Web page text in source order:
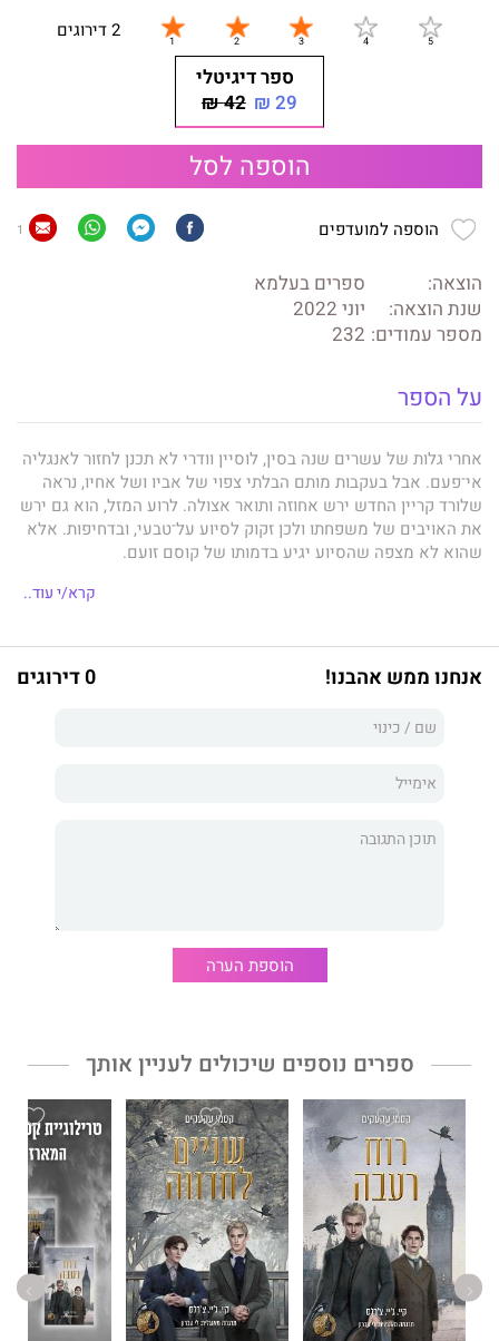
2 דירוגים
ספר דיגיטלי
29 ₪
42 ₪
הוספה לסל
הוספה למועדפים 1
הוצאה:
ספרים בעלמא
שנת הוצאה:
יוני 2022
מספר עמודים: 232
על הספר
אחרי גלות של עשרים שנה בסין, לוסיין וודרי לא תכנן לחזור לאנגליה
אי־פעם. אבל בעקבות מותם הבלתי צפוי של אביו ושל אחיו, נראה
שלורד קריין החדש ירש אחוזה ותואר אצולה. לרוע המזל, הוא גם ירש
את האויבים של משפחתו ולכן זקוק לסיוע על־טבעי, ובדחיפות. אלא
שהוא לא מצפה שהסיוע יגיע בדמותו של קוסם זועם.
לקוסם סטיבן דיי יש סיבה טובה לשנוא את משפחתו של קריין.
בהחלט בלתי רגיל.
עד מהרה סטיבן מתאהב בגבר הלא־נכון, בעיתוי הלא־נכון. אבל כוח
חודר אל הבית, רשת של מזימות נסגרת על קריין, ואם סטיבן לא ימצא
דרך להתיר אותה – שניהם ימותו.
לורד העקעקהוא הספר הראשון בטרילוגיית
קרא/י עוד..
אנחנו ממש אהבנו! 0 דירוגים
הוספת הערה
ספרים נוספים שיכולים לעניין אותך